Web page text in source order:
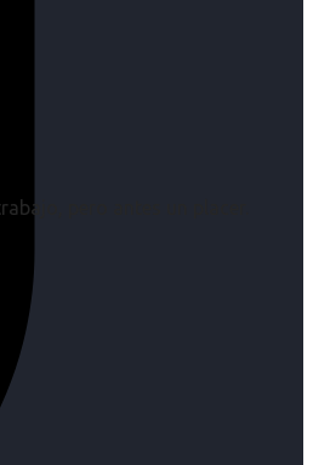
pero antes un placer.